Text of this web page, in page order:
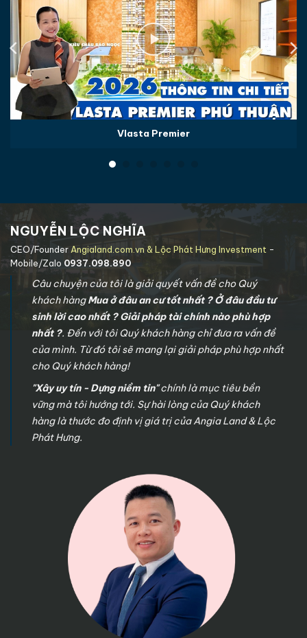
Vlasta Premier
NGUYỄN LỘC NGHĨA
CEO/FounderAngialand.com.vn & Lộc Phát Hưng Investment -
Mobile/Zalo 0937.098.890
Câu chuyện của tôi là giải quyết vấn đề cho Quý
khách hàngMua ở đâu an cư tốt nhất ? Ở đâu đầu tư
sinh lời cao nhất ? Giải pháp tài chính nào phù hợp
nhất ?. Đến với tôi Quý khách hàng chỉ đưa ra vấn đề
của mình. Từ đó tôi sẽ mang lại giải pháp phù hợp nhất
cho Quý khách hàng!
"Xây uy tín - Dựng niềm tin"chính là mục tiêu bền
vững mà tôi hướng tới. Sự hài lòng của Quý khách
hàng là thước đo định vị giá trị của Angia Land & Lộc
Phát Hưng.